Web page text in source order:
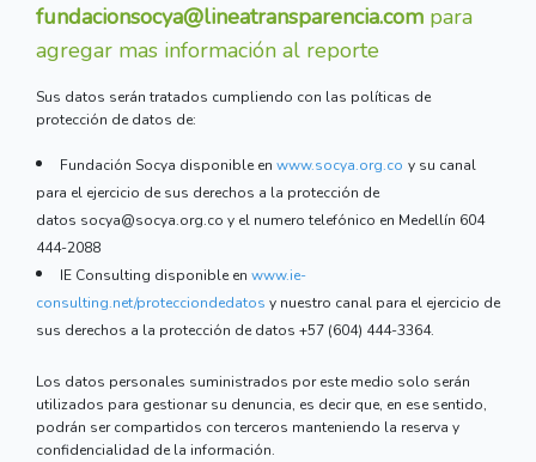
fundacionsocya@lineatransparencia.com para
agregar mas información al reporte
Sus datos serán tratados cumpliendo con las políticas de
protección de datos de:
Fundación Socya disponible enwww.socya.org.co y su canal
para el ejercicio de sus derechos a la protección de
datos socya@socya.org.co y el numero telefónico en Medellín 604
444-2088
IE Consulting disponible enwww.ie-
consulting.net/protecciondedatos y nuestro canal para el ejercicio de
sus derechos a la protección de datos +57 (604) 444-3364.
Los datos personales suministrados por este medio solo serán
utilizados para gestionar su denuncia, es decir que, en ese sentido,
podrán ser compartidos con terceros manteniendo la reserva y
confidencialidad de la información.